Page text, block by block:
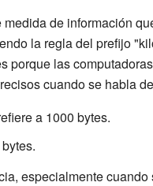
de información
la regla del prefijo
porque las
cuando se habla
a 1000 bytes.
especialmente